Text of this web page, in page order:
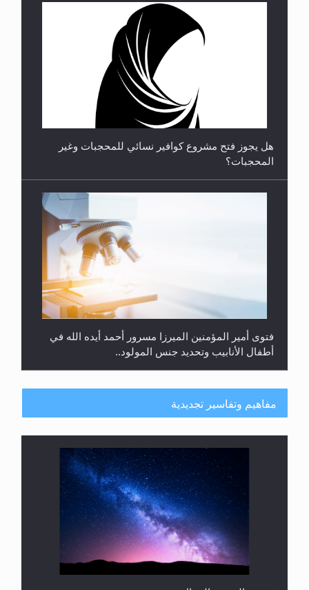
فتوى أمير المؤمنين الميرزا مسرور أحمد أيده الله في
أطفال الأنابيب وتحديد جنس المولود..
هل من الصحيح أن ديّة المرأة المقتولة تساوي نصف ديّة
الرجل المقتول؟
هل تعتبر الأشفار الاصطناعية (الرموش الاصطناعية)
والأظافر البلاستيكية وطلاء الأظافر حاجبا للوضوء وهل
يُسمح الصلاة بها؟
مفاهيم وتفاسير تجديدية
حقيقة المسيح الدجال